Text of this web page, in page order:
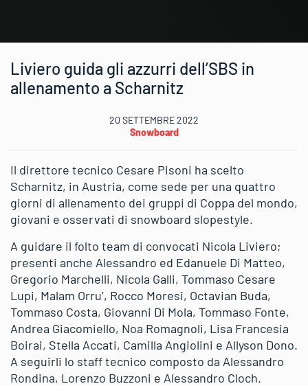
Liviero guida gli azzurri dell’SBS in
allenamento a Scharnitz
20 SETTEMBRE 2022
Snowboard
Il direttore tecnico Cesare Pisoni ha scelto
Scharnitz, in Austria, come sede per una quattro
giorni di allenamento dei gruppi di Coppa del mondo,
giovani e osservati di snowboard slopestyle.
A guidare il folto team di convocati Nicola Liviero;
presenti anche Alessandro ed Edanuele Di Matteo,
Gregorio Marchelli, Nicola Galli, Tommaso Cesare
Lupi, Malam Orru’, Rocco Moresi, Octavian Buda,
Tommaso Costa, Giovanni Di Mola, Tommaso Fonte,
Andrea Giacomiello, Noa Romagnoli, Lisa Francesia
Boirai, Stella Accati, Camilla Angiolini e Allyson Dono.
A seguirli lo staff tecnico composto da Alessandro
Rondina, Lorenzo Buzzoni e Alessandro Cloch.